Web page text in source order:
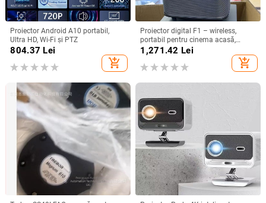
Proiector Android A10 portabil,
Ultra HD, Wi-Fi și PTZ
804.37 Lei
add_shopping_cart
Proiector digital F1 – wireless,
portabil pentru cinema acasă,
rezoluție 720P, modul de proiecție:
toate, greutate 1,58 kg
1,271.42 Lei
add_shopping_cart